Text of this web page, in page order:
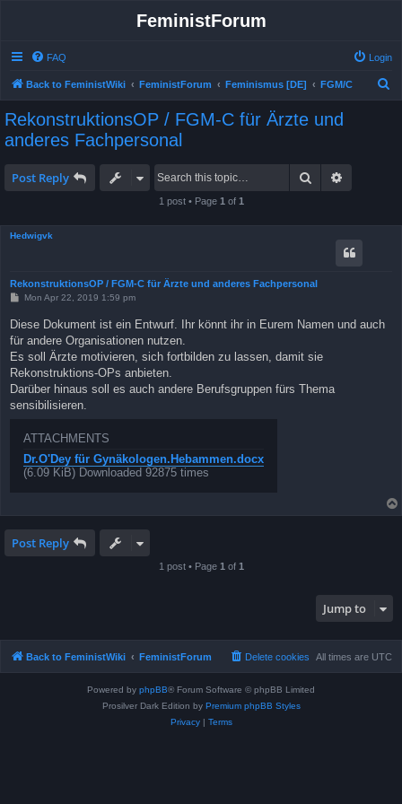
FeministForum
FAQ Login
Back to FeministWiki FeministForum Feminismus [DE] FGM/C
RekonstruktionsOP / FGM-C für Ärzte und
anderes Fachpersonal
Post Reply Search
1 post • Page 1 of 1
Hedwigvk
RekonstruktionsOP / FGM-C für Ärzte und anderes Fachpersonal
P
t
Mon Apr 22, 2019 1:59 pm
Diese Dokument ist ein Entwurf. Ihr könnt ihr in Eurem Namen und auch
für andere Organisationen nutzen.
Es soll Ärzte motivieren, sich fortbilden zu lassen, damit sie
Rekonstruktions-OPs anbieten.
Darüber hinaus soll es auch andere Berufsgruppen fürs Thema
sensibilisieren.
ATTACHMENTS
Dr.O'Dey für Gynäkologen.Hebammen.docx
(6.09 KiB) Downloaded 92875 times
Post Reply
1 post • Page 1 of 1
Jump to
Back to FeministWiki FeministForum All times are UTC
Delete cookies
Powered by phpBB® Forum Software © phpBB Limited
Prosilver Dark Edition by Premium phpBB Styles
Privacy| Terms